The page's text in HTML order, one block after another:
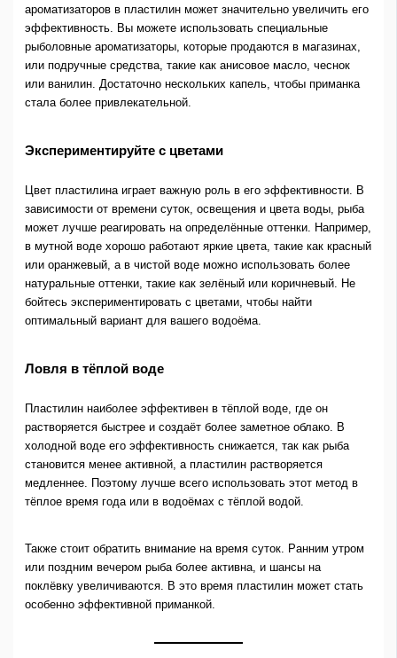
ароматизаторов в пластилин может значительно увеличить его
эффективность. Вы можете использовать специальные
рыболовные ароматизаторы, которые продаются в магазинах,
или подручные средства, такие как анисовое масло, чеснок
или ванилин. Достаточно нескольких капель, чтобы приманка
стала более привлекательной.
Экспериментируйте с цветами
Цвет пластилина играет важную роль в его эффективности. В
зависимости от времени суток, освещения и цвета воды, рыба
может лучше реагировать на определённые оттенки. Например,
в мутной воде хорошо работают яркие цвета, такие как красный
или оранжевый, а в чистой воде можно использовать более
натуральные оттенки, такие как зелёный или коричневый. Не
бойтесь экспериментировать с цветами, чтобы найти
оптимальный вариант для вашего водоёма.
Ловля в тёплой воде
Пластилин наиболее эффективен в тёплой воде, где он
растворяется быстрее и создаёт более заметное облако. В
холодной воде его эффективность снижается, так как рыба
становится менее активной, а пластилин растворяется
медленнее. Поэтому лучше всего использовать этот метод в
тёплое время года или в водоёмах с тёплой водой.
Также стоит обратить внимание на время суток. Ранним утром
или поздним вечером рыба более активна, и шансы на
поклёвку увеличиваются. В это время пластилин может стать
особенно эффективной приманкой.